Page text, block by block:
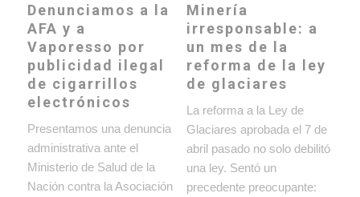
Denunciamos a la
AFA y a
Vaporesso por
publicidad ilegal
de cigarrillos
electrónicos
Presentamos una denuncia
administrativa ante el
Ministerio de Salud de la
Nación contra la Asociación
Minería
irresponsable: a
un mes de la
reforma de la ley
de glaciares
La reforma a la Ley de
Glaciares aprobada el 7 de
abril pasado no solo debilitó
una ley. Sentó un
precedente preocupante: